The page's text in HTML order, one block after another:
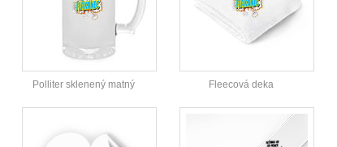
Polliter sklenený matný Fleecová deka